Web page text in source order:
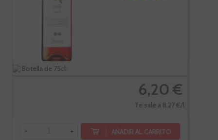
Botella de 75cl.
6,20 €
Te sale a 8,27 €/l
- + AÑADIR AL CARRITO